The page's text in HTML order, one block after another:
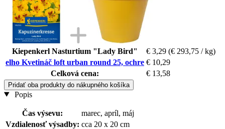
Kiepenkerl Nasturtium "Lady Bird" € 3,29 (€ 293,75 / kg)
elho Kvetináč loft urban round 25, ochre € 10,29
Celková cena:
€ 13,58
Pridať oba produkty do nákupného košíka
Popis
Čas výsevu:
marec, apríl, máj
Vzdialenosť výsadby: cca 20 x 20 cm